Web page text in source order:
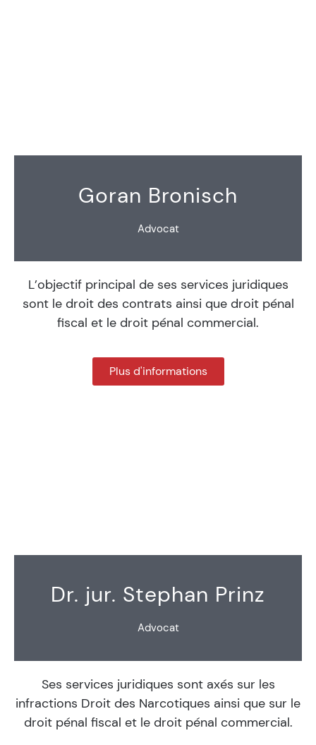
Dr. jur. Stephan Prinz
Advocat
Ses services juridiques sont axés sur les
infractions Droit des Narcotiques ainsi que sur le
droit pénal fiscal et le droit pénal commercial.
Goran Bronisch
Advocat
L’objectif principal de ses services juridiques
sont le droit des contrats ainsi que droit pénal
fiscal et le droit pénal commercial.
Plus d'informations